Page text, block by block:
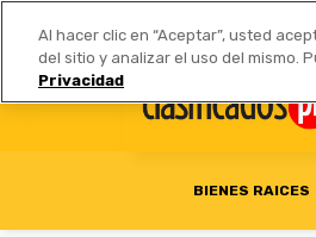
Anúnciate | Tarifas
BIENES RAICES
Al hacer clic en “Aceptar”, usted
del sitio y analizar el uso del mismo.
Privacidad